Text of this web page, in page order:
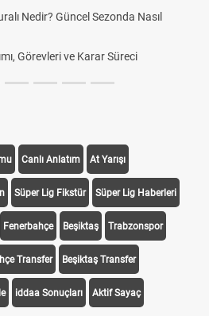
Nedir? Güncel Sezonda Nasıl
Görevleri ve Karar Süreci
Canlı Anlatım At Yarışı
Süper Lig Fikstür Süper Lig Haberleri
Fenerbahçe Beşiktaş Trabzonspor
Transfer Beşiktaş Transfer
iddaa Sonuçları Aktif Sayaç